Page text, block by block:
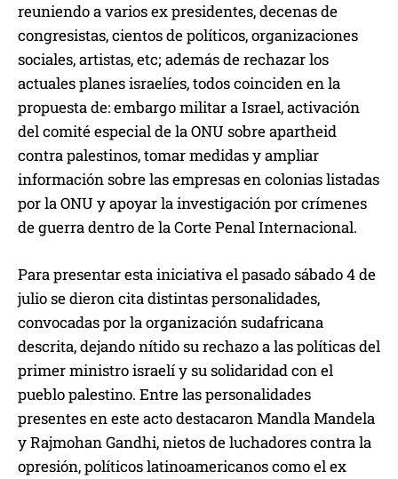
reuniendo a varios ex presidentes, decenas de
congresistas, cientos de políticos, organizaciones
sociales, artistas, etc; además de rechazar los
actuales planes israelíes, todos coinciden en la
propuesta de: embargo militar a Israel, activación
del comité especial de la ONU sobre apartheid
contra palestinos, tomar medidas y ampliar
información sobre las empresas en colonias listadas
por la ONU y apoyar la investigación por crímenes
de guerra dentro de la Corte Penal Internacional.
Para presentar esta iniciativa el pasado sábado 4 de
julio se dieron cita distintas personalidades,
convocadas por la organización sudafricana
descrita, dejando nítido su rechazo a las políticas del
primer ministro israelí y su solidaridad con el
pueblo palestino. Entre las personalidades
presentes en este acto destacaron Mandla Mandela
y Rajmohan Gandhi, nietos de luchadores contra la
opresión, políticos latinoamericanos como el ex